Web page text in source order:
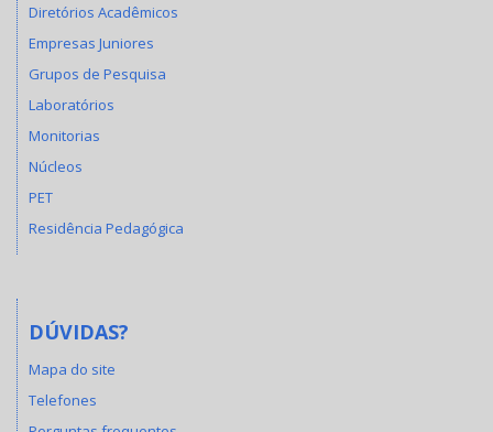
Diretórios Acadêmicos
Empresas Juniores
Grupos de Pesquisa
Laboratórios
Monitorias
Núcleos
PET
Residência Pedagógica
DÚVIDAS?
Mapa do site
Telefones